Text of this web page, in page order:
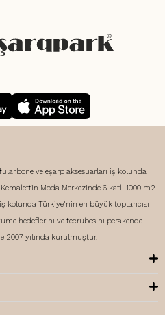
ve eşarp aksesuarları iş kolunda
Moda Merkezinde 6 katlı 1000 m2
kolunda Türkiye'nin en büyük toptancısı
hedeflerini ve tecrübesini perakende
2007 yılında kurulmuştur.